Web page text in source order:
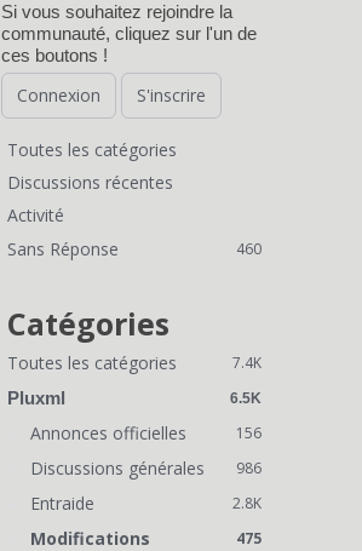
Si vous souhaitez rejoindre la
communauté, cliquez sur l'un de
ces boutons !
Connexion S'inscrire
L
i
e
n
s
r
Toutes les catégories
Discussions récentes
Activité
Sans Réponse
460
Catégories
7.4K
Toutes les catégories
6.5K
Pluxml
156
Annonces officielles
986
Discussions générales
2.8K
Entraide
475
Modifications